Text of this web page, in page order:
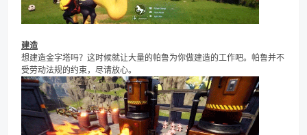
建造
想建造金字塔吗？这时候就让大量的帕鲁为你做建造的工作吧。帕鲁并不
受劳动法规的约束，尽请放心。